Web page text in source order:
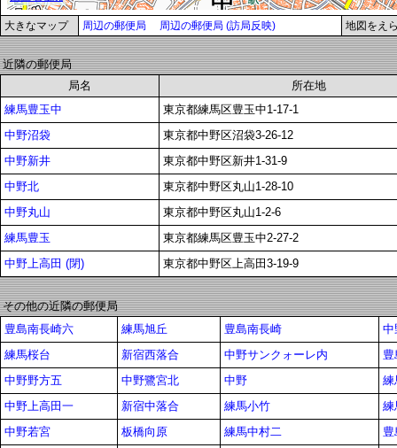
大きなマップ 周辺の郵便局 周辺の郵便局 (訪局反映) 地図をえ
近隣の郵便局
局名
所在地
練馬豊玉中
東京都練馬区豊玉中1-17-1
中野沼袋
東京都中野区沼袋3-26-12
中野新井
東京都中野区新井1-31-9
中野北
東京都中野区丸山1-28-10
中野丸山
東京都中野区丸山1-2-6
練馬豊玉
東京都練馬区豊玉中2-27-2
中野上高田 (閉)
東京都中野区上高田3-19-9
その他の近隣の郵便局
豊島南長崎六
練馬旭丘 豊島南長崎
中
練馬桜台
新宿西落合 中野サンクォーレ内
中野野方五
中野鷺宮北 中野
練
中野上高田一
新宿中落合 練馬小竹
練
中野若宮
板橋向原 練馬中村二